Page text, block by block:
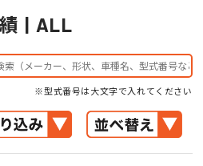
| ALL
※型式番号は大文字で入れてください